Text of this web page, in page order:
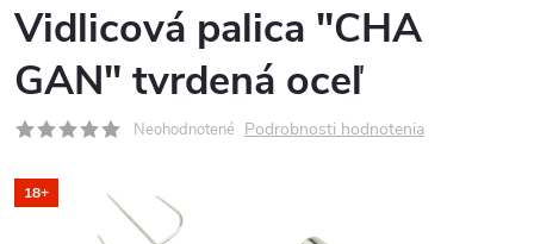
Vidlicová palica "CHA
GAN" tvrdená oceľ
Neohodnotené Podrobnosti hodnotenia
18+